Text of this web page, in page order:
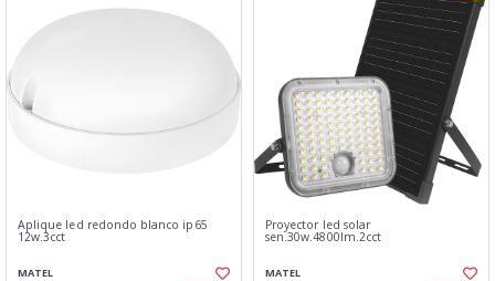
Aplique led redondo blanco ip65
12w.3cct
MATEL
Proyector led solar
sen.30w.4800lm.2cct
MATEL